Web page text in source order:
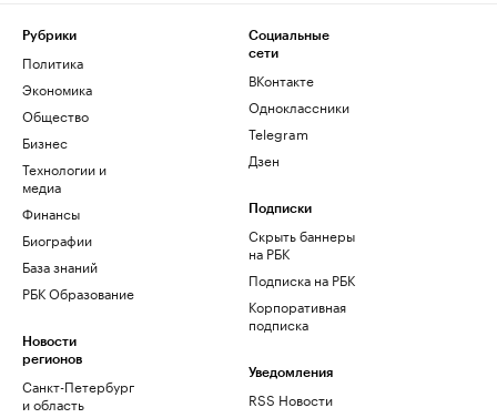
Рубрики
Политика
Экономика
Общество
Бизнес
Технологии и
медиа
Финансы
Биографии
База знаний
РБК Образование
Новости
регионов
Санкт-Петербург
и область
Социальные
сети
ВКонтакте
Одноклассники
Telegram
Дзен
Подписки
Скрыть баннеры
на РБК
Подписка на РБК
Корпоративная
подписка
Уведомления
RSS Новости